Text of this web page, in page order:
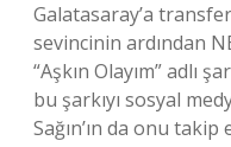
Galatasaray’a
sevincinin ardından
“Aşkın Olayım” adlı
bu şarkıyı sosyal
Sağın’ın da onu